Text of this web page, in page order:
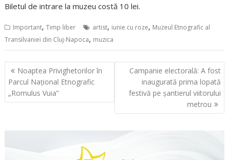
Biletul de intrare la muzeu costă 10 lei.
Important,Timp liber artist, iunie cu roze, Muzeul Etnografic al
Transilvaniei din Cluj-Napoca, muzica
Navigare
în
articole
Noaptea Privighetorilor în
Parcul Național Etnografic
„Romulus Vuia”
Campanie electorală: A fost
inaugurată prima lopată
festivă pe șantierul viitorului
metrou